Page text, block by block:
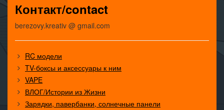
Контакт/contact
berezovy.kreativ @ gmail.com
RC модели
TV-боксы и аксессуары к ним
VAPE
ВЛОГ/Истории из Жизни
Зарядки, павербанки, солнечные панели